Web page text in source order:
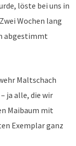
löste bei uns in
Wochen lang
abgestimmt
Maltschach
ja alle, die wir
Maibaum mit
Exemplar ganz